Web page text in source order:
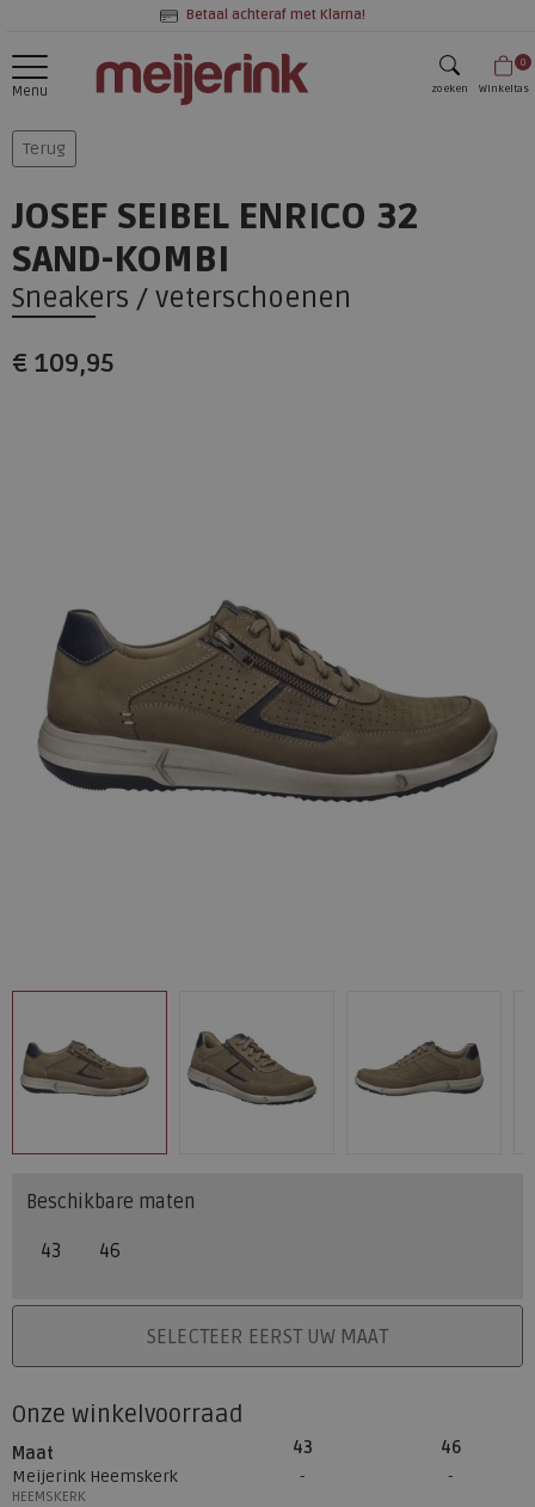
Betaal achteraf met Klarna!
Menu zoeken
0
Winkeltas
Terug
JOSEF SEIBEL ENRICO 32
SAND-KOMBI
Sneakers / veterschoenen
€ 109,95
Beschikbare maten
43 46
PLAATS IN WINKELMANDSELECTEER EERST UW MAAT
Onze winkelvoorraad
Maat 43
46
Meijerink Heemskerk
HEEMSKERK